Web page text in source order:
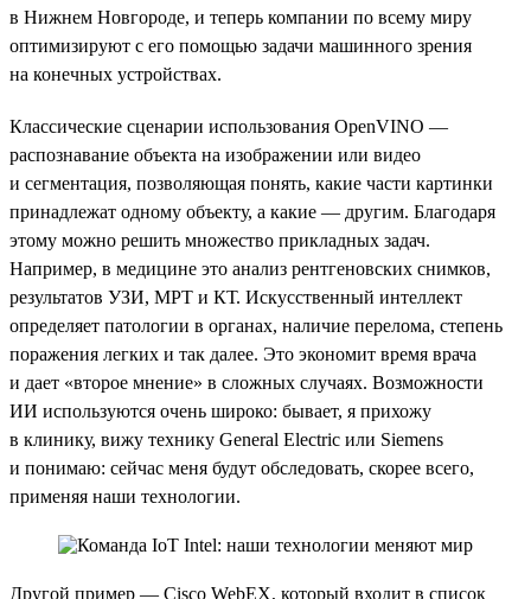
в Нижнем Новгороде, и теперь компании по всему миру
оптимизируют с его помощью задачи машинного зрения
на конечных устройствах.
Классические сценарии использования OpenVINO —
распознавание объекта на изображении или видео
и сегментация, позволяющая понять, какие части картинки
принадлежат одному объекту, а какие — другим. Благодаря
этому можно решить множество прикладных задач.
Например, в медицине это анализ рентгеновских снимков,
результатов УЗИ, МРТ и КТ. Искусственный интеллект
определяет патологии в органах, наличие перелома, степень
поражения легких и так далее. Это экономит время врача
и дает «второе мнение» в сложных случаях. Возможности
ИИ используются очень широко: бывает, я прихожу
в клинику, вижу технику General Electric или Siemens
и понимаю: сейчас меня будут обследовать, скорее всего,
применяя наши технологии.
Другой пример — Cisco WebEX, который входит в список